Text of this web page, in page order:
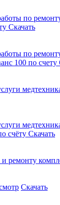
по
Скачать
по
100 по счету
счёту Скачать
ремонту
Скачать